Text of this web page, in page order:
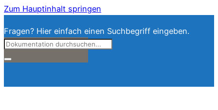
Zum Hauptinhalt springen
Fragen? Hier einfach einen Suchbegriff eingeben.